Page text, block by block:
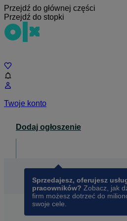
Przejdź do głównej części
Przejdź do stopki
Twoje konto
Dodaj ogłoszenie
Sprzedajesz, oferujesz
pracowników? Zobacz, jak
firm możesz dotrzeć do
swoje cele.